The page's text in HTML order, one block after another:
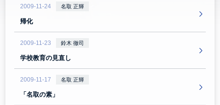
2009-11-24 名取 正輝
帰化
2009-11-23 鈴木 徹司
学校教育の見直し
2009-11-17 名取 正輝
「名取の素」